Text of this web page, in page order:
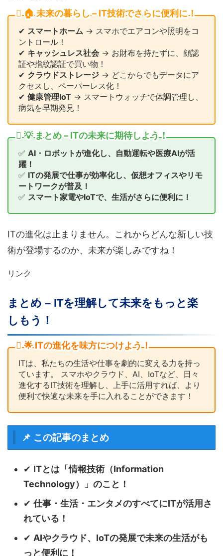
🏠 未来の暮らし – IT技術でさらに便利に！
✔ スマートホーム → スマホでエアコンや照明をコ
ントロール！
✔ キャッシュレス社会 → お財布を持たずに、顔認
証や指紋認証で買い物！
✔ クラウドストレージ → どこからでもデータにア
クセスし、ペーパーレス化！
✔ 健康管理IoT → スマートウォッチで体調管理し、
病気を早期発見！
💡 まとめ – ITの未来に期待しよう！
✅ AI・ロボットが進化し、自動運転や医療AIが活
躍！
✅ ITの発展で仕事が効率化し、仮想オフィスやリモ
ートワークが普及！
✅ スマート家電やIoTで、生活がさらに便利に！
ITの進化は止まりません。これからどんな新しい技
術が登場するのか、未来が楽しみですね！
リンク
まとめ – ITを理解して未来をもっと楽
しもう！
🌟 ITの進化を味方につけよう！
ITは、私たちの生活や仕事を劇的に変える力を持っ
ています。 スマホやクラウド、AI、IoTなど、日々
進化するIT技術を理解し、上手に活用すれば、より
便利で快適な未来を手に入れることができます！
📌 この記事のまとめ
✔ ITとは「情報技術（Information
Technology）」のこと！
✔ 仕事・生活・エンタメのすべてにITが活用さ
れている！
✔ AIやクラウド、IoTの発展で未来の生活がも
っと便利に！